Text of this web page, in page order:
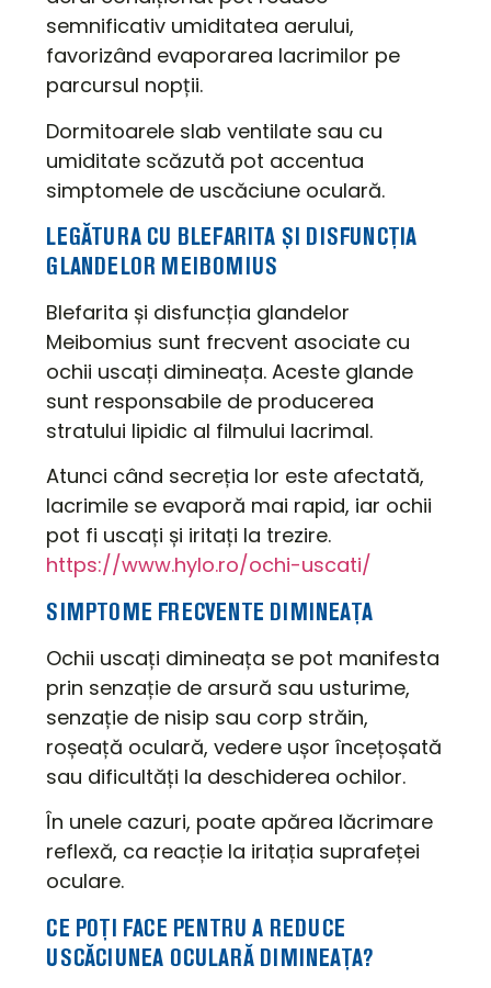
semnificativ umiditatea aerului,
favorizând evaporarea lacrimilor pe
parcursul nopții.
Dormitoarele slab ventilate sau cu
umiditate scăzută pot accentua
simptomele de uscăciune oculară.
LEGĂTURA CU BLEFARITA ȘI DISFUNCȚIA
GLANDELOR MEIBOMIUS
Blefarita și disfuncția glandelor
Meibomius sunt frecvent asociate cu
ochii uscați dimineața. Aceste glande
sunt responsabile de producerea
stratului lipidic al filmului lacrimal.
Atunci când secreția lor este afectată,
lacrimile se evaporă mai rapid, iar ochii
pot fi uscați și iritați la trezire.
https://www.hylo.ro/ochi-uscati/
SIMPTOME FRECVENTE DIMINEAȚA
Ochii uscați dimineața se pot manifesta
prin senzație de arsură sau usturime,
senzație de nisip sau corp străin,
roșeață oculară, vedere ușor încețoșată
sau dificultăți la deschiderea ochilor.
În unele cazuri, poate apărea lăcrimare
reflexă, ca reacție la iritația suprafeței
oculare.
CE POȚI FACE PENTRU A REDUCE
USCĂCIUNEA OCULARĂ DIMINEAȚA?